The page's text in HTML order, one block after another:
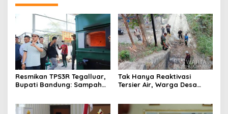
Resmikan TPS3R Tegalluar,
Bupati Bandung: Sampah
Tak Hanya Reaktivasi
Tersier Air, Warga Desa